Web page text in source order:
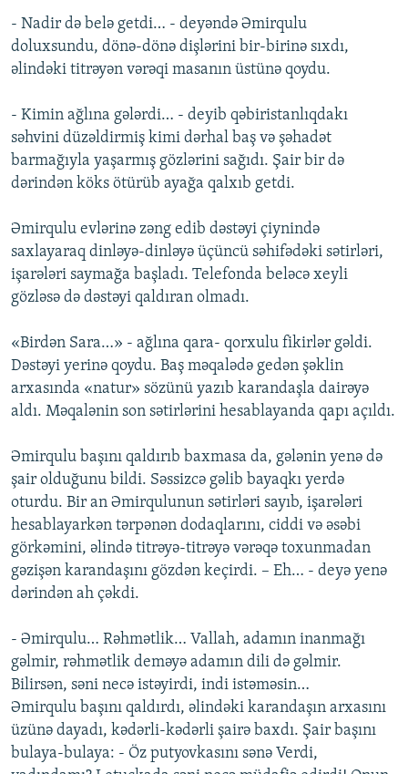
- Nadir də belə getdi… - deyəndə Əmirqulu
doluxsundu, dönə-dönə dişlərini bir-birinə sıxdı,
əlindəki titrəyən vərəqi masanın üstünə qoydu.
- Kimin ağlına gələrdi… - deyib qəbiristanlıqdakı
səhvini düzəldirmiş kimi dərhal baş və şəhadət
barmağıyla yaşarmış gözlərini sağıdı. Şair bir də
dərindən köks ötürüb ayağa qalxıb getdi.
Əmirqulu evlərinə zəng edib dəstəyi çiynində
saxlayaraq dinləyə-dinləyə üçüncü səhifədəki sətirləri,
işarələri saymağa başladı. Telefonda beləcə xeyli
gözləsə də dəstəyi qaldıran olmadı.
«Birdən Sara…» - ağlına qara- qorxulu fikirlər gəldi.
Dəstəyi yerinə qoydu. Baş məqalədə gedən şəklin
arxasında «natur» sözünü yazıb karandaşla dairəyə
aldı. Məqalənin son sətirlərini hesablayanda qapı açıldı.
Əmirqulu başını qaldırıb baxmasa da, gələnin yenə də
şair olduğunu bildi. Səssizcə gəlib bayaqkı yerdə
oturdu. Bir an Əmirqulunun sətirləri sayıb, işarələri
hesablayarkən tərpənən dodaqlarını, ciddi və əsəbi
görkəmini, əlində titrəyə-titrəyə vərəqə toxunmadan
gəzişən karandaşını gözdən keçirdi. – Eh… - deyə yenə
dərindən ah çəkdi.
- Əmirqulu… Rəhmətlik… Vallah, adamın inanmağı
gəlmir, rəhmətlik deməyə adamın dili də gəlmir.
Bilirsən, səni necə istəyirdi, indi istəməsin…
Əmirqulu başını qaldırdı, əlindəki karandaşın arxasını
üzünə dayadı, kədərli-kədərli şairə baxdı. Şair başını
bulaya-bulaya: - Öz putyovkasını sənə Verdi,